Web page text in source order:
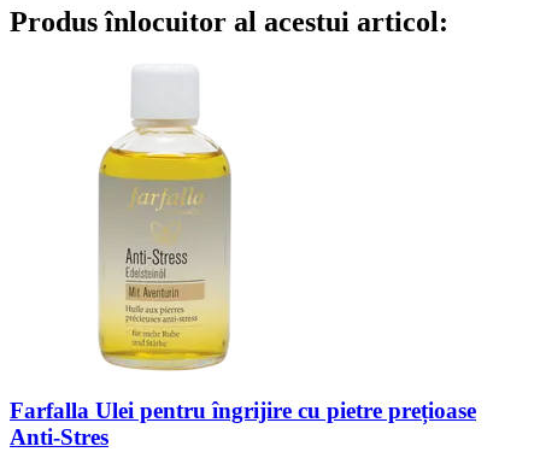
Produs înlocuitor al acestui articol:
Farfalla Ulei pentru îngrijire cu pietre prețioase
Anti-​Stres